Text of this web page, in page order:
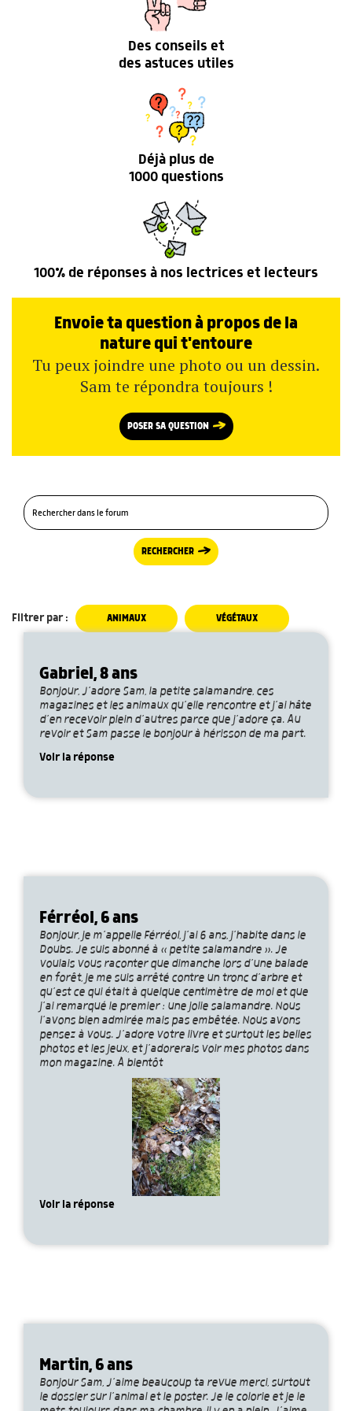
Des conseils et
des astuces utiles
Déjà plus de
1000 questions
100% de réponses à nos lectrices et lecteurs
Envoie ta question à propos de la
nature qui t'entoure
Tu peux joindre une photo ou un dessin.
Sam te répondra toujours !
POSER SA QUESTION
RECHERCHER
Filtrer par : ANIMAUX VÉGÉTAUX
Gabriel, 8 ans
Bonjour, J’adore Sam, la petite salamandre, ces
magazines et les animaux qu’elle rencontre et j’ai hâte
d’en recevoir plein d’autres parce que j’adore ça. Au
revoir et Sam passe le bonjour à hérisson de ma part.
Voir la réponse
Férréol, 6 ans
Bonjour, je m’appelle Férréol, j’ai 6 ans, j’habite dans le
Doubs. Je suis abonné à « petite salamandre ». Je
voulais vous raconter que dimanche lors d’une balade
en forêt, je me suis arrêté contre un tronc d’arbre et
qu’est ce qui était à quelque centimètre de moi et que
j’ai remarqué le premier : une jolie salamandre. Nous
l’avons bien admirée mais pas embêtée. Nous avons
pensez à vous. J’adore votre livre et surtout les belles
photos et les jeux, et j’adorerais voir mes photos dans
mon magazine. À bientôt
Voir la réponse
Martin, 6 ans
Bonjour Sam, J’aime beaucoup ta revue merci, surtout
le dossier sur l’animal et le poster. Je le colorie et je le